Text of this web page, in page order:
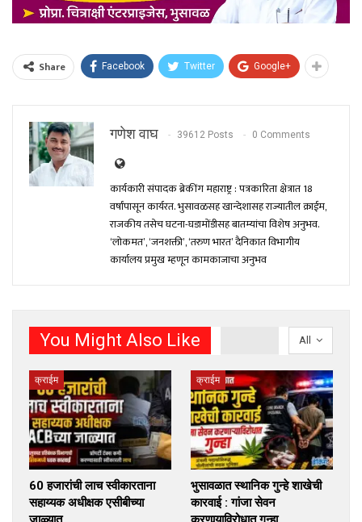
Share Facebook Twitter Google+
गणेश वाघ 39612 Posts 0 Comments
कार्यकारी संपादक ब्रेकींग महाराष्ट्र : पत्रकारिता क्षेत्रात 18
वर्षांपासून कार्यरत. भुसावळसह खान्देशासह राज्यातील क्राईम,
राजकीय तसेच घटना-घडामोंडीसह बातम्यांचा विशेष अनुभव.
‘लोकमत’, ‘जनशक्ती’, ‘तरुण भारत’ दैनिकात विभागीय
कार्यालय प्रमुख म्हणून कामकाजाचा अनुभव
All
You Might Also Like
क्राईम
60 हजारांची लाच स्वीकारताना
सहाय्यक अधीक्षक एसीबीच्या
क्राईम
भुसावळात स्थानिक गुन्हे शाखेची
कारवाई : गांजा सेवन